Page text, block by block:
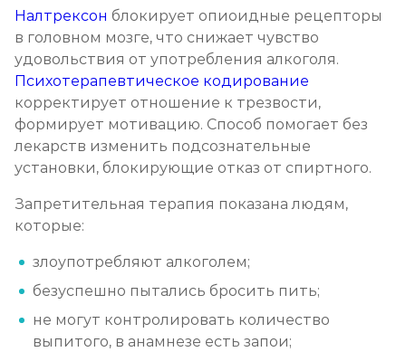
Вшивание Торпедо
от 3 600 ₽ Записаться
Раскодирование от алкоголизма
от 1 800 ₽ Записаться
Мотивация на лечение алкоголизма
от 2 150 ₽ Записаться
Лечение алкоголизма на дому
от 2 150 ₽
Лечение алкоголизма амбулаторно
Налтрексон блокирует опиоидные рецепторы
в головном мозге, что снижает чувство
удовольствия от употребления алкоголя.
Психотерапевтическое кодирование
корректирует отношение к трезвости,
формирует мотивацию. Способ помогает без
лекарств изменить подсознательные
установки, блокирующие отказ от спиртного.
Запретительная терапия показана людям,
которые:
злоупотребляют алкоголем;
безуспешно пытались бросить пить;
не могут контролировать количество
выпитого, в анамнезе есть запои;